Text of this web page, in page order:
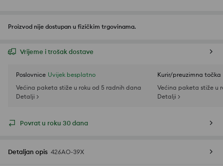
Proizvod nije dostupan u fizičkim trgovinama.
Vrijeme i trošak dostave
Poslovnice Uvijek besplatno
Većina paketa stiže u roku od 5 radnih dana
Detalji >
Kurir/preuzimna točka
Većina paketa stiže u
Detalji >
Povrat u roku 30 dana
Detaljan opis 426AO-39X